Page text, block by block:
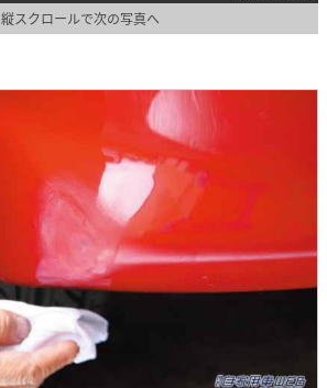
縦スクロールで次の写真へ